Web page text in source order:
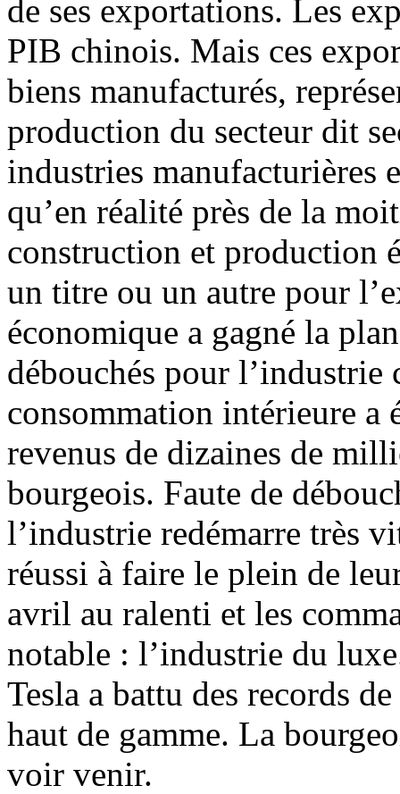
de ses exportations. Les
PIB chinois. Mais ces
biens manufacturés,
production du secteur dit
industries manufacturières
qu’en réalité près de la
construction et production
un titre ou un autre pour
économique a gagné la
débouchés pour
consommation intérieure a
revenus de dizaines de
bourgeois. Faute de
l’industrie redémarre très
réussi à faire le plein de
avril au ralenti et les
notable : l’industrie du
Tesla a battu des records
haut de gamme. La
voir venir.